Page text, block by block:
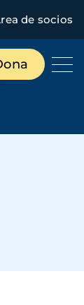
de socios